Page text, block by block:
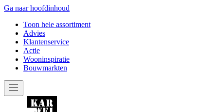
Ga naar hoofdinhoud
Toon hele assortiment
Advies
Klantenservice
Actie
Wooninspiratie
Bouwmarkten